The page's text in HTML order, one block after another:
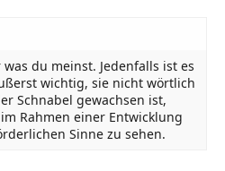
du meinst. Jedenfalls ist es
wichtig, sie nicht wörtlich
Schnabel gewachsen ist,
Rahmen einer Entwicklung
Sinne zu sehen.